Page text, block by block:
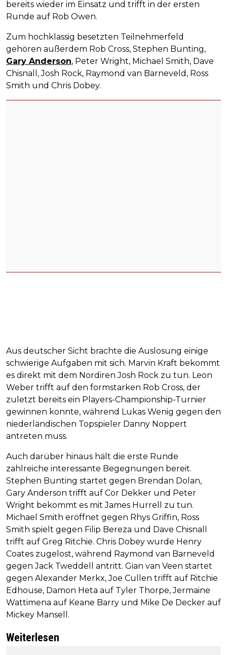
bereits wieder im Einsatz und trifft in der ersten
Runde auf Rob Owen.
Zum hochklassig besetzten Teilnehmerfeld
gehören außerdem Rob Cross, Stephen Bunting,
Gary Anderson, Peter Wright, Michael Smith, Dave
Chisnall, Josh Rock, Raymond van Barneveld, Ross
Smith und Chris Dobey.
Aus deutscher Sicht brachte die Auslosung einige
schwierige Aufgaben mit sich. Marvin Kraft bekommt
es direkt mit dem Nordiren Josh Rock zu tun. Leon
Weber trifft auf den formstarken Rob Cross, der
zuletzt bereits ein Players-Championship-Turnier
gewinnen konnte, während Lukas Wenig gegen den
niederländischen Topspieler Danny Noppert
antreten muss.
Auch darüber hinaus hält die erste Runde
zahlreiche interessante Begegnungen bereit.
Stephen Bunting startet gegen Brendan Dolan,
Gary Anderson trifft auf Cor Dekker und Peter
Wright bekommt es mit James Hurrell zu tun.
Michael Smith eröffnet gegen Rhys Griffin, Ross
Smith spielt gegen Filip Bereza und Dave Chisnall
trifft auf Greg Ritchie. Chris Dobey wurde Henry
Coates zugelost, während Raymond van Barneveld
gegen Jack Tweddell antritt. Gian van Veen startet
gegen Alexander Merkx, Joe Cullen trifft auf Ritchie
Edhouse, Damon Heta auf Tyler Thorpe, Jermaine
Wattimena auf Keane Barry und Mike De Decker auf
Mickey Mansell.
Weiterlesen